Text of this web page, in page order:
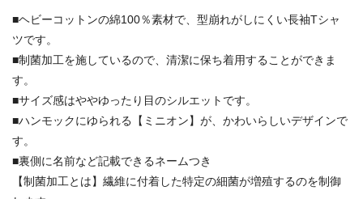
■ヘビーコットンの綿100％素材で、型崩れがしにくい長袖Tシャ
ツです。
■制菌加工を施しているので、清潔に保ち着用することができま
す。
■サイズ感はややゆったり目のシルエットです。
■ハンモックにゆられる【ミニオン】が、かわいらしいデザインで
す。
■裏側に名前など記載できるネームつき
【制菌加工とは】繊維に付着した特定の細菌が増殖するのを制御